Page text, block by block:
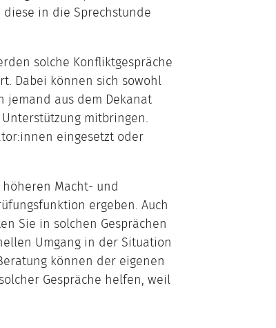
in die Sprechstunde
solche Konfliktgespräche
Dabei können sich sowohl
jemand aus dem Dekanat
mitbringen.
eingesetzt oder
Macht- und
ergeben. Auch
Sie in solchen Gesprächen
Umgang in der Situation
können der eigenen
Gespräche helfen, weil